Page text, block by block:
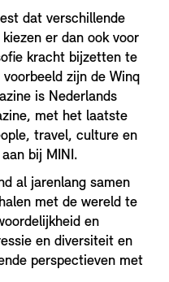
dat verschillende
er dan ook voor
kracht bijzetten te
zijn de Winq
is Nederlands
met het laatste
travel, culture en
bij MINI.
al jarenlang samen
met de wereld te
en
en diversiteit en
perspectieven met